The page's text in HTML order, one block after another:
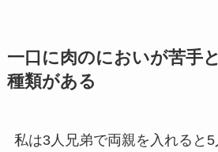
一口に肉のにおいが苦手
種類がある
私は3人兄弟で両親を入れると